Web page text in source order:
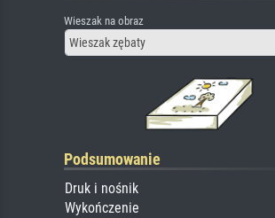
Wieszak na obraz
Wieszak zębaty
Podsumowanie
Druk i nośnik
Wykończenie